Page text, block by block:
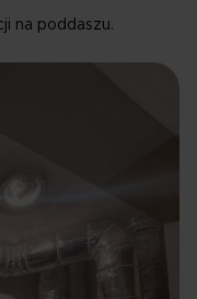
na poddaszu.